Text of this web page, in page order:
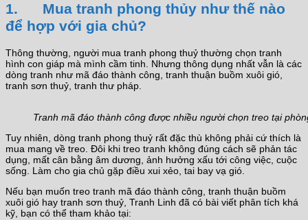
1. Mua tranh phong thủy như thế nào
để hợp với gia chủ?
Thông thường, người mua tranh phong thuỷ thường chọn tranh
hình con giáp mà mình cầm tinh. Nhưng thông dụng nhất vẫn là các
dòng tranh như mã đáo thành công, tranh thuận buồm xuôi gió,
tranh sơn thuỷ, tranh thư pháp.
Tranh mã đáo thành công được nhiều người chọn treo tại
Tuy nhiên, dòng tranh phong thuỷ rất đặc thù không phải cứ thích là
mua mang về treo. Đôi khi treo tranh không đúng cách sẽ phản tác
dụng, mất cân bằng âm dương, ảnh hưởng xấu tới công việc, cuộc
sống. Làm cho gia chủ gặp điều xui xẻo, tai bay vạ gió.
Nếu bạn muốn treo tranh mã đáo thành công, tranh thuận buồm
xuôi gió hay tranh sơn thuỷ, Tranh Linh đã có bài viết phân tích khá
kỹ, bạn có thể tham khảo tại: